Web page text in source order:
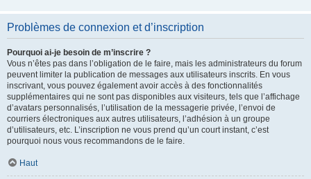
Problèmes de connexion et d’inscription
Pourquoi ai-je besoin de m’inscrire ?
Vous n’êtes pas dans l’obligation de le faire, mais les administrateurs du forum
peuvent limiter la publication de messages aux utilisateurs inscrits. En vous
inscrivant, vous pouvez également avoir accès à des fonctionnalités
supplémentaires qui ne sont pas disponibles aux visiteurs, tels que l’affichage
d’avatars personnalisés, l’utilisation de la messagerie privée, l’envoi de
courriers électroniques aux autres utilisateurs, l’adhésion à un groupe
d’utilisateurs, etc. L’inscription ne vous prend qu’un court instant, c’est
pourquoi nous vous recommandons de le faire.
Haut